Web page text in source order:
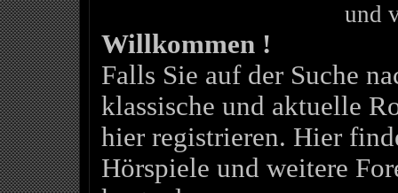
und
Willkommen !
Falls Sie auf der Suche
klassische und aktuelle
hier registrieren. Hier
Hörspiele und weitere